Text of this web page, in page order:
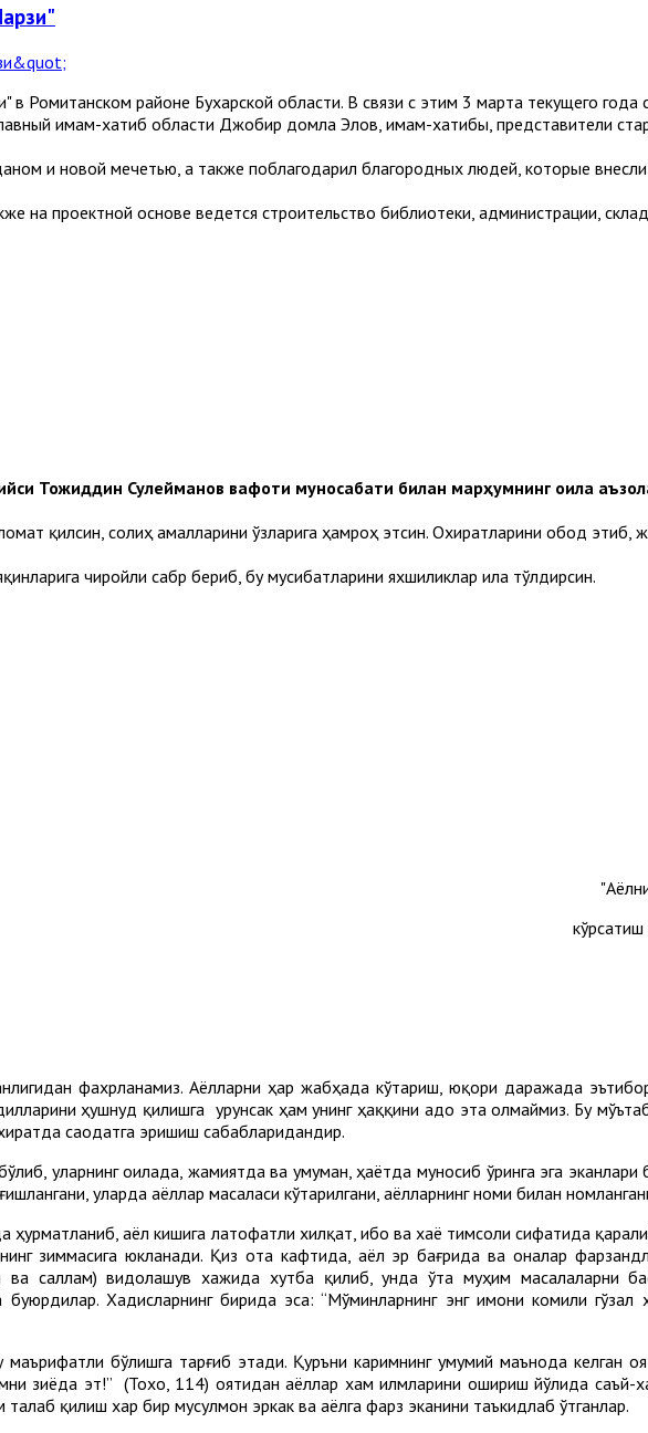
Ромитанском районе Бухарской области. В связи с этим 3 марта текущего года
имам-хатиб области Джобир домла Элов, имам-хатибы, представители
и новой мечетью, а также поблагодарил благородных людей, которые внесли
на проектной основе ведется строительство библиотеки, администрации,
Тожиддин Сулейманов вафоти муносабати билан марҳумнинг оила
қилсин, солиҳ амалларини ўзларига ҳамроҳ этсин. Охиратларини обод этиб,
чиройли сабр бериб, бу мусибатларини яхшиликлар ила тўлдирсин.
фахрланамиз. Аёлларни ҳар жабҳада кўтариш, юқори даражада
ҳушнуд қилишга урунсак ҳам унинг ҳаққини адо эта олмаймиз. Бу
саодатга эришиш сабабларидандир.
уларнинг оилада, жамиятда ва умуман, ҳаётда муносиб ўринга эга эканлари
уларда аёллар масаласи кўтарилгани, аёлларнинг номи билан
аёл кишига латофатли хилқат, ибо ва хаё тимсоли сифатида
зиммасига юкланади. Қиз ота кафтида, аёл эр бағрида ва оналар
ва саллам) видолашув хажида хутба қилиб, унда ўта муҳим масалаларни
Хадисларнинг бирида эса: “Мўминларнинг энг имони комили гўзал
бўлишга тарғиб этади. Қуръни каримнинг умумий маънода келган
зиёда эт!” (Тохо, 114) оятидан аёллар хам илмларини ошириш йўлида саъй-
қилиш хар бир мусулмон эркак ва аёлга фарз эканини таъкидлаб ўтганлар.